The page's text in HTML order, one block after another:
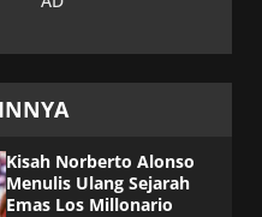
Kisah Norberto Alonso
Menulis Ulang Sejarah
Emas Los Millonario